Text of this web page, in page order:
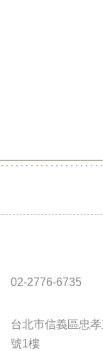
02-2776-6735
台北市信義區忠
號1樓